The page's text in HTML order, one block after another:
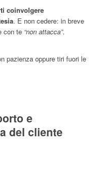
coinvolgere
. E non cedere: in breve
con te “non attacca”.
pazienza oppure tiri fuori le
e
del cliente